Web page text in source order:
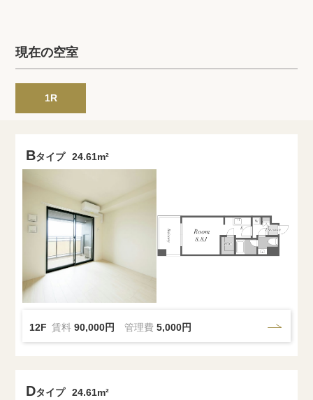
プライバシーポリシー
現在の空室
1R
Bタイプ 24.61m²
12F 賃料90,000円 管理費5,000円
Dタイプ 24.61m²